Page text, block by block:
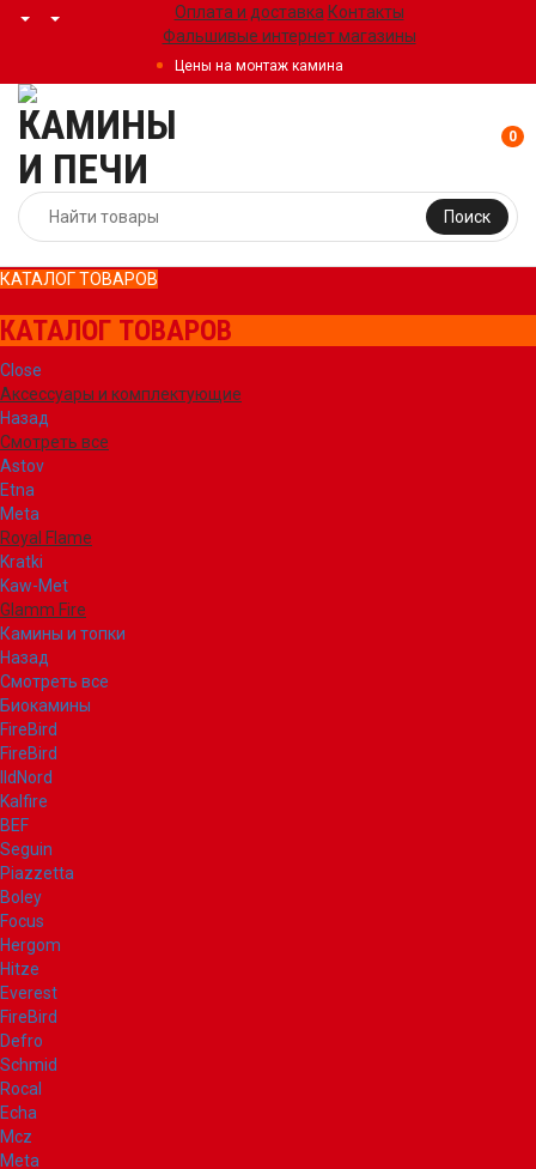
Оплата и доставка Контакты
Фальшивые интернет магазины
Цены на монтаж камина
Поиск
0
КАТАЛОГ ТОВАРОВ
КАТАЛОГ ТОВАРОВ
Close
Аксессуары и комплектующие
Назад
Смотреть все
Astov
Etna
Meta
Royal Flame
Kratki
Kaw-Met
Glamm Fire
Камины и топки
Назад
Смотреть все
Биокамины
FireBird
FireBird
IldNord
Kalfire
BEF
Seguin
Piazzetta
Boley
Focus
Hergom
Hitze
Everest
FireBird
Defro
Schmid
Rocal
Echa
Mcz
Meta